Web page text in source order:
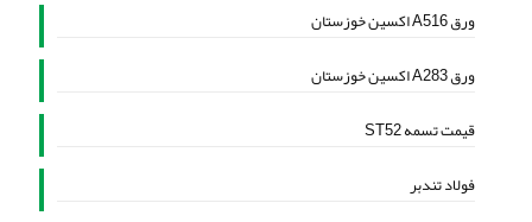
ورق A516 اکسین خوزستان
ورق A283 اکسین خوزستان
قیمت تسمه ST52
فولاد تندبر